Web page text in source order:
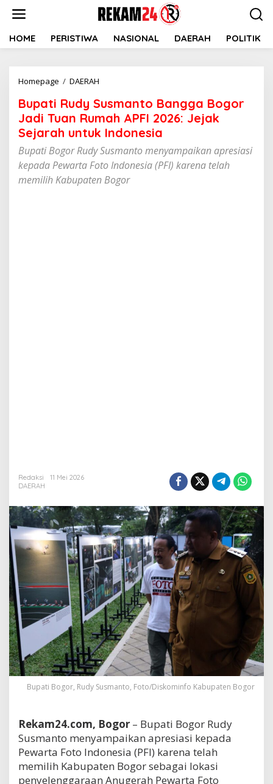
HOME PERISTIWA NASIONAL DAERAH POLITIK
Homepage / DAERAH
Susmanto
Bangga
Bogor
Jadi
Tuan
Rumah
2026:
Bupati Rudy Susmanto Bangga Bogor
Jadi Tuan Rumah APFI 2026: Jejak
Sejarah untuk Indonesia
Bupati Bogor Rudy Susmanto menyampaikan apresiasi
kepada Pewarta Foto Indonesia (PFI) karena telah
memilih Kabupaten Bogor
Redaksi
11 Mei 2026
DAERAH
Bupati Bogor, Rudy Susmanto, Foto/Diskominfo Kabupaten Bogor
Rekam24.com, Bogor – Bupati Bogor Rudy
Susmanto menyampaikan apresiasi kepada
Pewarta Foto Indonesia (PFI) karena telah
memilih Kabupaten Bogor sebagai lokasi
penyelenggaraan Anugerah Pewarta Foto